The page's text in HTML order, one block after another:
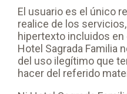
El usuario es el único
realice de los
hipertexto incluidos
Hotel Sagrada Familia
del uso ilegítimo que
hacer del referido